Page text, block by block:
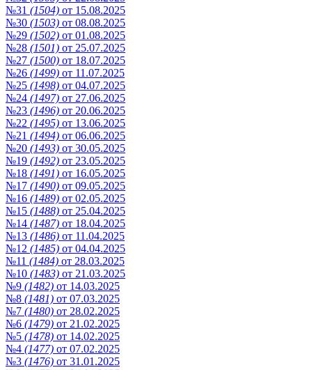
№31 (1504) от 15.08.2025
№30 (1503) от 08.08.2025
№29 (1502) от 01.08.2025
№28 (1501) от 25.07.2025
№27 (1500) от 18.07.2025
№26 (1499) от 11.07.2025
№25 (1498) от 04.07.2025
№24 (1497) от 27.06.2025
№23 (1496) от 20.06.2025
№22 (1495) от 13.06.2025
№21 (1494) от 06.06.2025
№20 (1493) от 30.05.2025
№19 (1492) от 23.05.2025
№18 (1491) от 16.05.2025
№17 (1490) от 09.05.2025
№16 (1489) от 02.05.2025
№15 (1488) от 25.04.2025
№14 (1487) от 18.04.2025
№13 (1486) от 11.04.2025
№12 (1485) от 04.04.2025
№11 (1484) от 28.03.2025
№10 (1483) от 21.03.2025
№9 (1482) от 14.03.2025
№8 (1481) от 07.03.2025
№7 (1480) от 28.02.2025
№6 (1479) от 21.02.2025
№5 (1478) от 14.02.2025
№4 (1477) от 07.02.2025
№3 (1476) от 31.01.2025